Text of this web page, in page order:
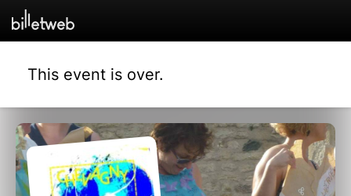
This event is over.